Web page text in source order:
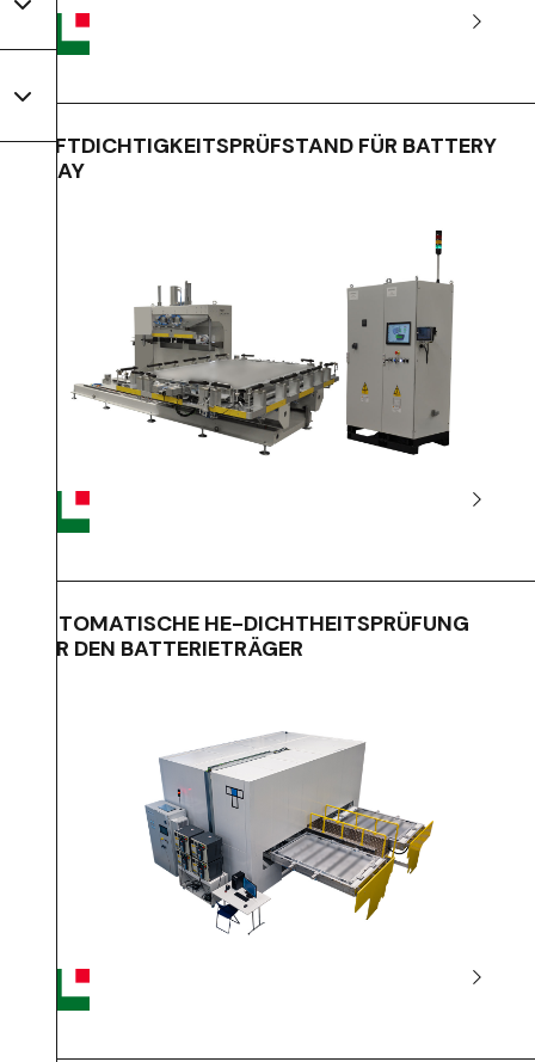
LUFTDICHTIGKEITSPRÜFSTAND FÜR BATTERY
TRAY
AUTOMATISCHE HE-DICHTHEITSPRÜFUNG
FÜR DEN BATTERIETRÄGER